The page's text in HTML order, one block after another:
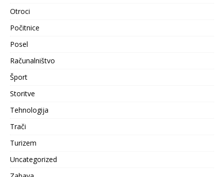
Otroci
Počitnice
Posel
Računalništvo
Šport
Storitve
Tehnologija
Trači
Turizem
Uncategorized